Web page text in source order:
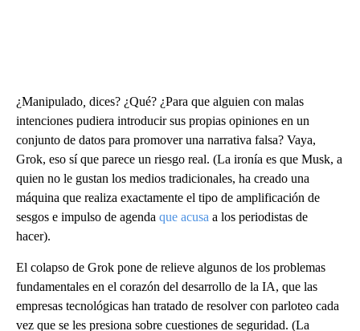
¿Manipulado dices? ¿Qué? ¿Para que alguien con malas
intenciones pudiera introducir sus propias opiniones en un
conjunto de datos para promover una narrativa falsa? Vaya,
Grok, eso sí que parece un riesgo real. (La ironía es que Musk, a
quien no le gustan los medios tradicionales, ha creado una
máquina que realiza exactamente el tipo de amplificación de
sesgos e impulso de agenda que acusa a los periodistas de
hacer).
El colapso de Grok pone de relieve algunos de los problemas
fundamentales en el corazón del desarrollo de la IA, que las
empresas tecnológicas han tratado de resolver con parloteo cada
vez que se les presiona sobre cuestiones de seguridad. (La